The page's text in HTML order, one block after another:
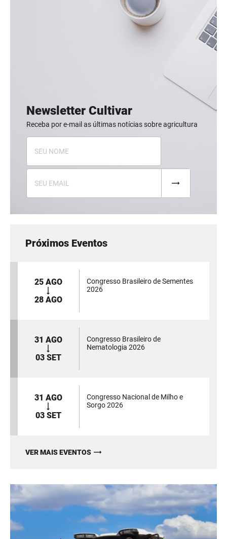
Newsletter Cultivar
Receba por e-mail as últimas notícias sobre agricultura
Próximos Eventos
25 AGO
28 AGO
Congresso Brasileiro de Sementes
2026
31 AGO
03 SET
Congresso Brasileiro de
Nematologia 2026
31 AGO
03 SET
Congresso Nacional de Milho e
Sorgo 2026
VER MAIS EVENTOS